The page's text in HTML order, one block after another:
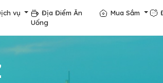
vụ
Địa Điểm Ăn
Uống
Mua Sắm